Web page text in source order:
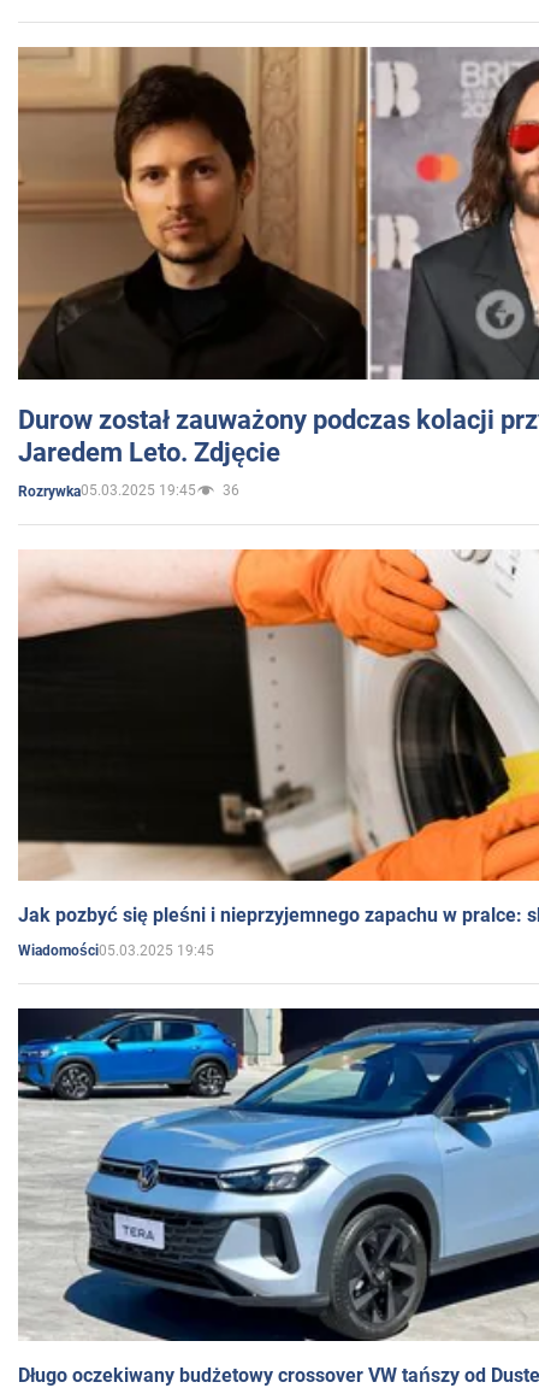
Durow został zauważony podczas kolacji
Jaredem Leto. Zdjęcie
Rozrywka05.03.2025 19:45 36
Jak pozbyć się pleśni i nieprzyjemnego zapachu w pralce:
Wiadomości05.03.2025 19:45
Długo oczekiwany budżetowy crossover VW tańszy od